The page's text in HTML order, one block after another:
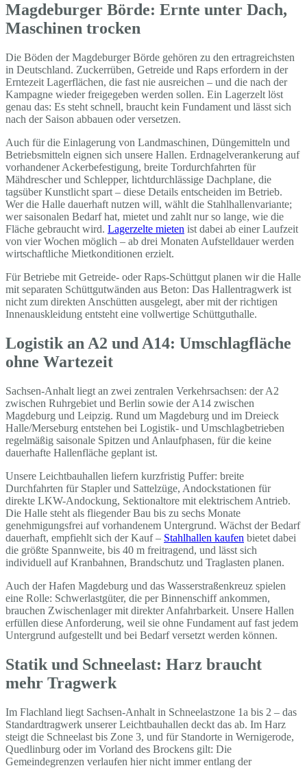
Magdeburger Börde: Ernte unter Dach,
Maschinen trocken
Die Böden der Magdeburger Börde gehören zu den ertragreichsten
in Deutschland. Zuckerrüben, Getreide und Raps erfordern in der
Erntezeit Lagerflächen, die fast nie ausreichen – und die nach der
Kampagne wieder freigegeben werden sollen. Ein Lagerzelt löst
genau das: Es steht schnell, braucht kein Fundament und lässt sich
nach der Saison abbauen oder versetzen.
Auch für die Einlagerung von Landmaschinen, Düngemitteln und
Betriebsmitteln eignen sich unsere Hallen. Erdnagelverankerung auf
vorhandener Ackerbefestigung, breite Tordurchfahrten für
Mähdrescher und Schlepper, lichtdurchlässige Dachplane, die
tagsüber Kunstlicht spart – diese Details entscheiden im Betrieb.
Wer die Halle dauerhaft nutzen will, wählt die Stahlhallenvariante;
wer saisonalen Bedarf hat, mietet und zahlt nur so lange, wie die
Fläche gebraucht wird. Lagerzelte mieten ist dabei ab einer Laufzeit
von vier Wochen möglich – ab drei Monaten Aufstelldauer werden
wirtschaftliche Mietkonditionen erzielt.
Für Betriebe mit Getreide- oder Raps-Schüttgut planen wir die Halle
mit separaten Schüttgutwänden aus Beton: Das Hallentragwerk ist
nicht zum direkten Anschütten ausgelegt, aber mit der richtigen
Innenauskleidung entsteht eine vollwertige Schüttguthalle.
Logistik an A2 und A14: Umschlagfläche
ohne Wartezeit
Sachsen-Anhalt liegt an zwei zentralen Verkehrsachsen: der A2
zwischen Ruhrgebiet und Berlin sowie der A14 zwischen
Magdeburg und Leipzig. Rund um Magdeburg und im Dreieck
Halle/Merseburg entstehen bei Logistik- und Umschlagbetrieben
regelmäßig saisonale Spitzen und Anlaufphasen, für die keine
dauerhafte Hallenfläche geplant ist.
Unsere Leichtbauhallen liefern kurzfristig Puffer: breite
Durchfahrten für Stapler und Sattelzüge, Andockstationen für
direkte LKW-Andockung, Sektionaltore mit elektrischem Antrieb.
Die Halle steht als fliegender Bau bis zu sechs Monate
genehmigungsfrei auf vorhandenem Untergrund. Wächst der Bedarf
dauerhaft, empfiehlt sich der Kauf – Stahlhallen kaufen bietet dabei
die größte Spannweite, bis 40 m freitragend, und lässt sich
individuell auf Kranbahnen, Brandschutz und Traglasten planen.
Auch der Hafen Magdeburg und das Wasserstraßenkreuz spielen
eine Rolle: Schwerlastgüter, die per Binnenschiff ankommen,
brauchen Zwischenlager mit direkter Anfahrbarkeit. Unsere Hallen
erfüllen diese Anforderung, weil sie ohne Fundament auf fast jedem
Untergrund aufgestellt und bei Bedarf versetzt werden können.
Statik und Schneelast: Harz braucht
mehr Tragwerk
Im Flachland liegt Sachsen-Anhalt in Schneelastzone 1a bis 2 – das
Standardtragwerk unserer Leichtbauhallen deckt das ab. Im Harz
steigt die Schneelast bis Zone 3, und für Standorte in Wernigerode,
Quedlinburg oder im Vorland des Brockens gilt: Die
Gemeindegrenzen verlaufen hier nicht immer entlang der